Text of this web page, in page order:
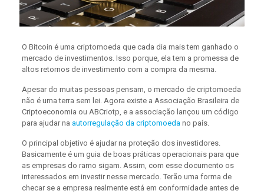
O Bitcoin é uma criptomoeda que cada dia mais tem ganhado o
mercado de investimentos. Isso porque, ela tem a promessa de
altos retornos de investimento com a compra da mesma.
Apesar do muitas pessoas pensam, o mercado de criptomoeda
não é uma terra sem lei. Agora existe a Associação Brasileira de
Criptoeconomia ou ABCriotp, e a associação lançou um código
para ajudar na autorregulação da criptomoedano país.
O principal objetivo é ajudar na proteção dos investidores.
Basicamente é um guia de boas práticas operacionais para que
as empresas do ramo sigam. Assim, com esse documento os
interessados em investir nesse mercado. Terão uma forma de
checar se a empresa realmente está em conformidade antes de